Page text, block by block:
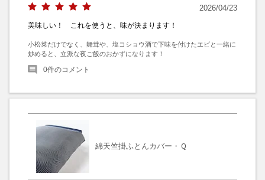
2026/04/23
美味しい！ これを使うと、味が決まります！
小松菜だけでなく、舞茸や、塩コショウ酒で下味を付けたエビと一緒に
炒めると、立派な夜ご飯のおかずになります！
0件のコメント
綿天竺掛ふとんカバー・Ｑ